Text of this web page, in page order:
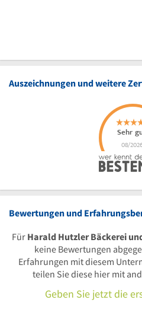
Auszeichnungen und weitere
Bewertungen und
Für Harald Hutzler Bäckerei
keine Bewertungen
Erfahrungen mit diesem
teilen Sie diese hier mit
Geben Sie jetzt die